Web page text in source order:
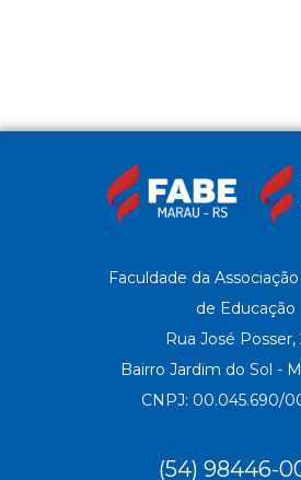
Faculdade da
de Educação
Rua José Posser,
Bairro Jardim do Sol -
CNPJ: 00.045.690/
(54) 98446-